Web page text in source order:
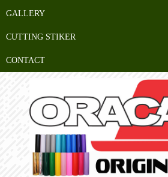
GALLERY
CUTTING STIKER
CONTACT